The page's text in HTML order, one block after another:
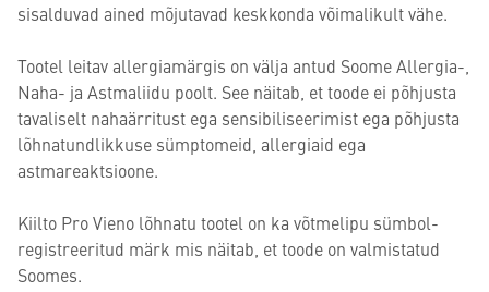
sisalduvad ained mõjutavad keskkonda võimalikult vähe.
Tootel leitav allergiamärgis on välja antud Soome Allergia-,
Naha- ja Astmaliidu poolt. See näitab, et toode ei põhjusta
tavaliselt nahaärritust ega sensibiliseerimist ega põhjusta
lõhnatundlikkuse sümptomeid, allergiaid ega
astmareaktsioone.
Kiilto Pro Vieno lõhnatu tootel on ka võtmelipu sümbol-
registreeritud märk mis näitab, et toode on valmistatud
Soomes.